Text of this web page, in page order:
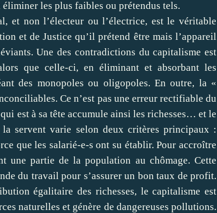
les plus faibles ou prétendus tels.
et non l’électeur ou l’électrice, est le véritable
et de Justice qu’il prétend être mais l’appareil
Une des contradictions du capitalisme est
que celle-ci, en éliminant et absorbant les
des monopoles ou oligopoles. En outre, la «
Ce n’est pas une erreur rectifiable du
est à sa tête accumule ainsi les richesses… et le
servent varie selon deux critères principaux :
que les salarié-e-s ont su établir. Pour accroître
une partie de la population au chômage. Cette
du travail pour s’assurer un bon taux de profit.
égalitaire des richesses, le capitalisme est
naturelles et génère de dangereuses pollutions.